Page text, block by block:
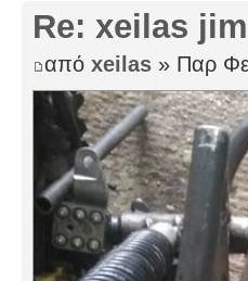
Re: xeilas
από xeilas » Παρ